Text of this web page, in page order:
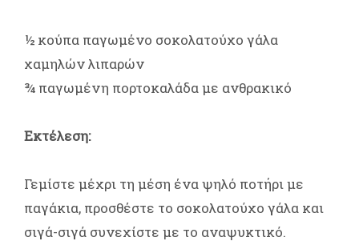
½ κούπα παγωμένο σοκολατούχο γάλα
χαμηλών λιπαρών
¾ παγωμένη πορτοκαλάδα με ανθρακικό
Εκτέλεση:
Γεμίστε μέχρι τη μέση ένα ψηλό ποτήρι με
παγάκια, προσθέστε το σοκολατούχο γάλα και
σιγά-σιγά συνεχίστε με το αναψυκτικό.